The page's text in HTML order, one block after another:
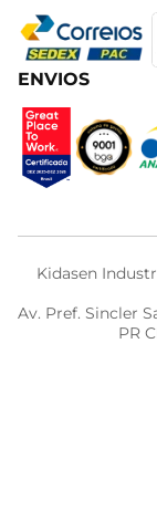
ENVIOS
Kidasen
Av. Pref. Sincler
PR